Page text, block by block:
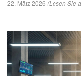
22. März 2026 (Lesen Sie